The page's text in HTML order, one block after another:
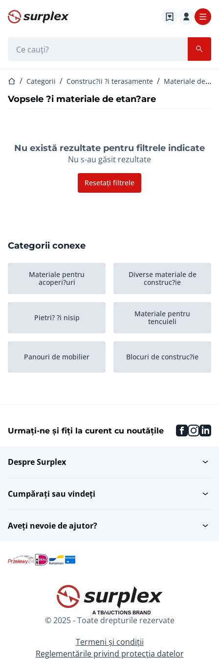
Pagina de start
Pagina de start
Categorii Construc?ii ?i terasamente Materiale de construc?ie
Vopsele ?i materiale de etan?are
Nu există rezultate pentru filtrele indicate
Nu s-au găsit rezultate
Resetați filtrele
Categorii conexe
Materiale pentru
acoperi?uri
Diverse materiale de
construc?ie
Pietri? ?i nisip
Materiale pentru
tencuieli
Panouri de mobilier Blocuri de construc?ie
Ciment în beton Izola?ie
Scari fixe
Ferestre ?i u?i
Urmați-ne și fiți la curent cu noutățile
Despre Surplex
Cumpărați sau vindeți
Aveți nevoie de ajutor?
© 2025 - Toate drepturile rezervate
Termeni și condiții
Reglementările privind protecția datelor